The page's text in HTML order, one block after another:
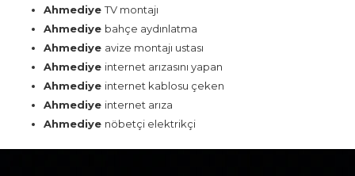
AhmediyeTV montajı
Ahmediye bahçe aydınlatma
Ahmediye avize montajı ustası
Ahmediye internet arızasını yapan
Ahmediye internet kablosu çeken
Ahmediye internet arıza
Ahmediye nöbetçi elektrikçi